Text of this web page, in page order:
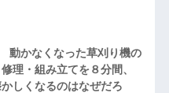
動かなくなった草刈り機の
理・組み立てを８分間、
しくなるのはなぜだろ